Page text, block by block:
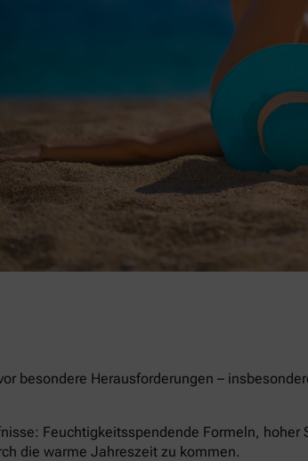
besondere Herausforderungen –
Feuchtigkeitsspendende Formeln,
die warme Jahreszeit zu kommen.